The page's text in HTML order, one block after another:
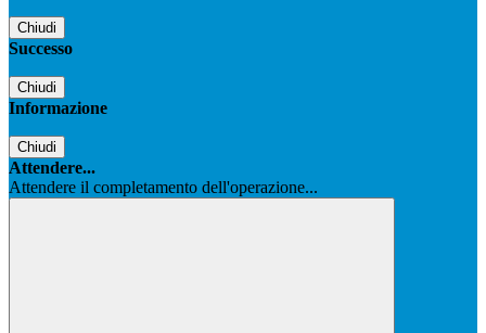
Chiudi
Successo
Chiudi
Informazione
Chiudi
Attendere...
Attendere il completamento dell'operazione...